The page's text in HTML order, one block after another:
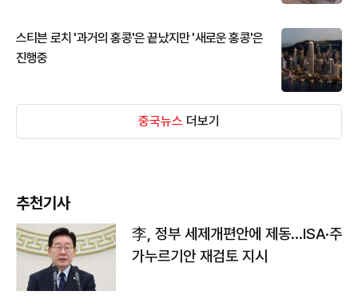
스티븐 로치 '과거의 홍콩'은 끝났지만 '새로운 홍콩'은
진행중
중국뉴스 더보기
추천기사
李, 정부 세제개편안에 제동…ISA·주
가누르기안 재검토 지시